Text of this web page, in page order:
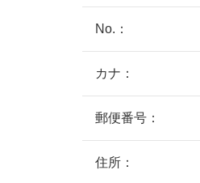
No.：
カナ：
郵便番号：
住所：